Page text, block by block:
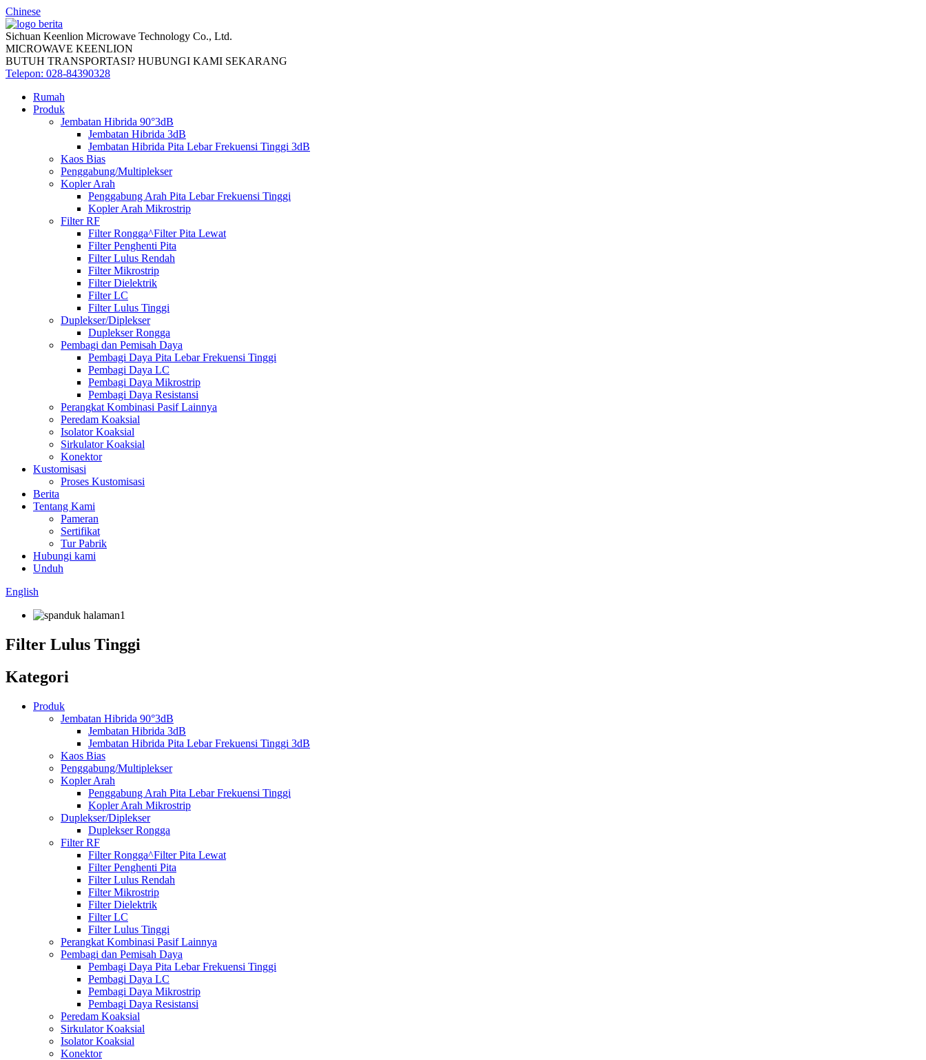
Chinese
Sichuan Keenlion Microwave Technology Co., Ltd.
MICROWAVE KEENLION
BUTUH TRANSPORTASI? HUBUNGI KAMI SEKARANG
Telepon: 028-84390328
Rumah
Produk
Jembatan Hibrida 90°3dB
Jembatan Hibrida 3dB
Jembatan Hibrida Pita Lebar Frekuensi Tinggi 3dB
Kaos Bias
Penggabung/Multiplekser
Kopler Arah
Penggabung Arah Pita Lebar Frekuensi Tinggi
Kopler Arah Mikrostrip
Filter RF
Filter Rongga^Filter Pita Lewat
Filter Penghenti Pita
Filter Lulus Rendah
Filter Mikrostrip
Filter Dielektrik
Filter LC
Filter Lulus Tinggi
Duplekser/Diplekser
Duplekser Rongga
Pembagi dan Pemisah Daya
Pembagi Daya Pita Lebar Frekuensi Tinggi
Pembagi Daya LC
Pembagi Daya Mikrostrip
Pembagi Daya Resistansi
Perangkat Kombinasi Pasif Lainnya
Peredam Koaksial
Isolator Koaksial
Sirkulator Koaksial
Konektor
Kustomisasi
Proses Kustomisasi
Berita
Tentang Kami
Pameran
Sertifikat
Tur Pabrik
Hubungi kami
Unduh
English
Filter Lulus Tinggi
Kategori
Produk
Jembatan Hibrida 90°3dB
Jembatan Hibrida 3dB
Jembatan Hibrida Pita Lebar Frekuensi Tinggi 3dB
Kaos Bias
Penggabung/Multiplekser
Kopler Arah
Penggabung Arah Pita Lebar Frekuensi Tinggi
Kopler Arah Mikrostrip
Duplekser/Diplekser
Duplekser Rongga
Filter RF
Filter Rongga^Filter Pita Lewat
Filter Penghenti Pita
Filter Lulus Rendah
Filter Mikrostrip
Filter Dielektrik
Filter LC
Filter Lulus Tinggi
Perangkat Kombinasi Pasif Lainnya
Pembagi dan Pemisah Daya
Pembagi Daya Pita Lebar Frekuensi Tinggi
Pembagi Daya LC
Pembagi Daya Mikrostrip
Pembagi Daya Resistansi
Peredam Koaksial
Sirkulator Koaksial
Isolator Koaksial
Konektor